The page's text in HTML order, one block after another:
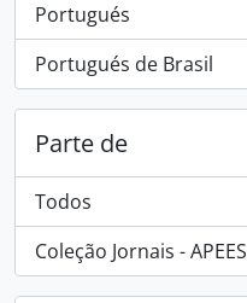
Portugués
, 1 resultados
Portugués de Brasil
, 1 resultados
Parte de
Todos
Coleção Jornais - APEES
, 1 resultados